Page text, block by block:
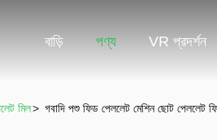
বাড়ি পণ্য VR প্রদর্শন
মিল> গবাদি পশু ফিড পেললেট মেশিন ছোট পেললেট